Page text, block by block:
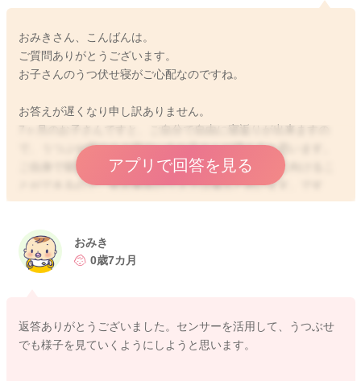
おみきさん、こんばんは。
ご質問ありがとうございます。
お子さんのうつ伏せ寝がご心配なのですね。
お答えが遅くなり申し訳ありません。
7ヶ月のお子さんですと、ご自分で自由に寝返りが出来ますの
で、うつぶせ寝のまま寝ているお子さんが増えると思います。
ご自身で寝返りができるため、苦しければお顔を横に向けるこ
とができるので、窒息事故のリスクは減ると思います。です
が、ご心配されているように、乳幼児突然死症候群に関しては
て、うつぶせ寝が指摘されているのは事実ですが、24時間お子
さんから目を離さずに様子をみるというのは、状況的に大変厳
クを高めてしまったり、嫌がるお子さんもいらっしゃり、うま
く寝れなくなってしまうこともあります。特に夜中などは、お
アプリで回答を見る
おみき
0歳7カ月
返答ありがとうございました。センサーを活用して、うつぶせ
でも様子を見ていくようにしようと思います。